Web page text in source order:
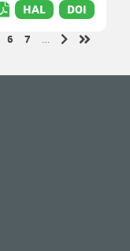
HAL DOI
Page
6 Page
7
…